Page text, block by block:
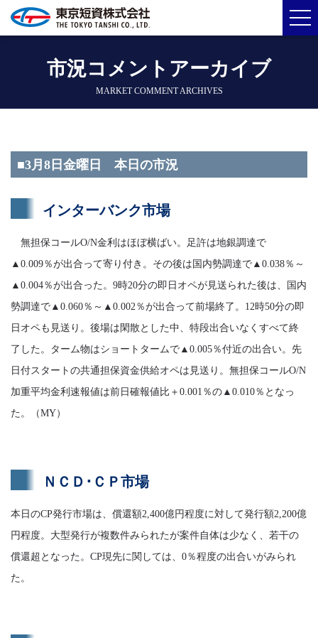
市況コメントアーカイブ
MARKET COMMENT ARCHIVES
■3月8日金曜日 本日の市況
インターバンク市場
無担保コールO/N金利はほぼ横ばい。足許は地銀調達で
▲0.009％が出合って寄り付き。その後は国内勢調達で▲0.038％～
▲0.004％が出合った。9時20分の即日オペが見送られた後は、国内
勢調達で▲0.060％～▲0.002％が出合って前場終了。12時50分の即
日オペも見送り。後場は閑散とした中、特段出合いなくすべて終
了した。ターム物はショートタームで▲0.005％付近の出合い。先
日付スタートの共通担保資金供給オペは見送り。無担保コールO/N
加重平均金利速報値は前日確報値比＋0.001％の▲0.010％となっ
た。（MY）
ＮＣＤ･ＣＰ市場
本日のCP発行市場は、償還額2,400億円程度に対して発行額2,200億
円程度。大型発行が複数件みられたが案件自体は少なく、若干の
償還超となった。CP現先に関しては、0％程度の出合いがみられ
た。